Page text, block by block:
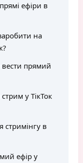
ефіри в
на
прямий
у ТікТок
стримінгу в
ефір у